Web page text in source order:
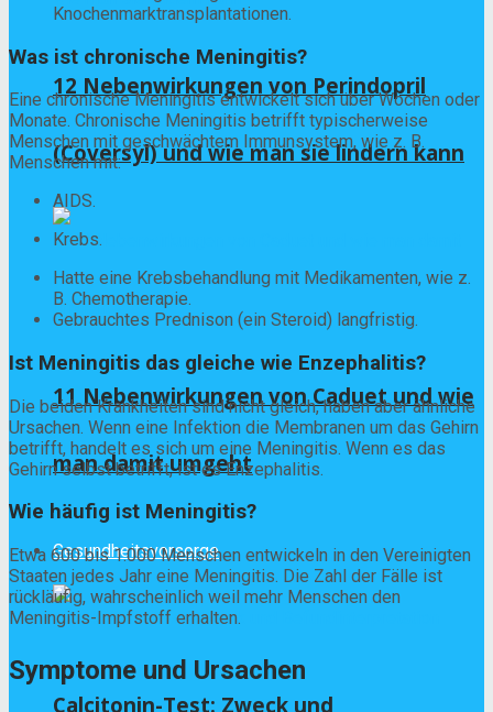
12 Nebenwirkungen von Perindopril
(Coversyl) und wie man sie lindern kann
11 Nebenwirkungen von Caduet und wie
man damit umgeht
Gesundheitsvorsorge
Calcitonin-Test: Zweck und
Knochenmarktransplantationen.
Was ist chronische Meningitis?
Eine chronische Meningitis entwickelt sich über Wochen oder
Monate. Chronische Meningitis betrifft typischerweise
Menschen mit geschwächtem Immunsystem, wie z. B.
Menschen mit:
AIDS.
Krebs.
Hatte eine Krebsbehandlung mit Medikamenten, wie z.
B. Chemotherapie.
Gebrauchtes Prednison (ein Steroid) langfristig.
Ist Meningitis das gleiche wie Enzephalitis?
Die beiden Krankheiten sind nicht gleich, haben aber ähnliche
Ursachen. Wenn eine Infektion die Membranen um das Gehirn
betrifft, handelt es sich um eine Meningitis. Wenn es das
Gehirn selbst betrifft, ist es Enzephalitis.
Wie häufig ist Meningitis?
Etwa 600 bis 1.000 Menschen entwickeln in den Vereinigten
Staaten jedes Jahr eine Meningitis. Die Zahl der Fälle ist
rückläufig, wahrscheinlich weil mehr Menschen den
Meningitis-Impfstoff erhalten.
Symptome und Ursachen